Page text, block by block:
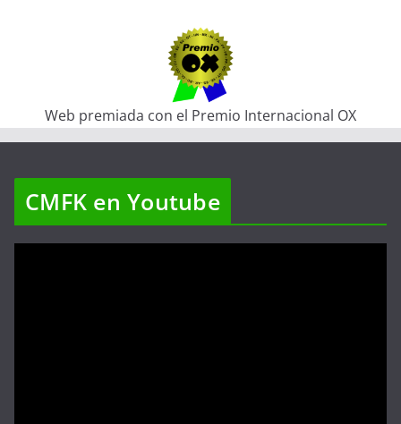
Web premiada con el Premio Internacional OX
CMFK en Youtube